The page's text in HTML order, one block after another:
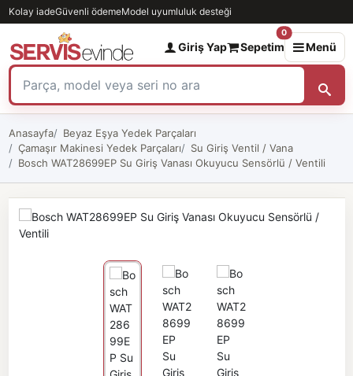
Kolay iadeGüvenli ödemeModel uyumluluk desteği
Giriş Yap Sepetim
0
Menü
Anasayfa
Beyaz Eşya Yedek Parçaları
Çamaşır Makinesi Yedek Parçaları
Su Giriş Ventil / Vana
Bosch WAT28699EP Su Giriş Vanası Okuyucu Sensörlü / Ventili